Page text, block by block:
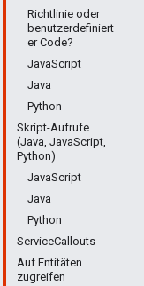
Richtlinie oder
benutzerdefiniert
er Code?
JavaScript
Java
Python
Skript-Aufrufe
(Java, JavaScript,
Python)
JavaScript
Java
Python
ServiceCallouts
Auf Entitäten
zugreifen